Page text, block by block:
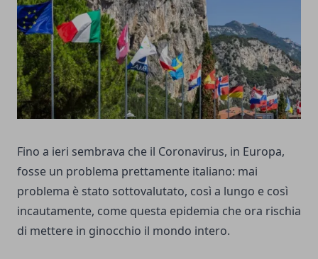
Fino a ieri sembrava che il Coronavirus, in Europa,
fosse un problema prettamente italiano: mai
problema è stato sottovalutato, così a lungo e così
incautamente, come questa epidemia che ora rischia
di mettere in ginocchio il mondo intero.